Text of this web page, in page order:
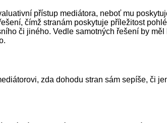
přístup mediátora, neboť mu
čímž stranám poskytuje příležitost
či jiného. Vedle samotných řešení by
zda dohodu stran sám sepíše, či